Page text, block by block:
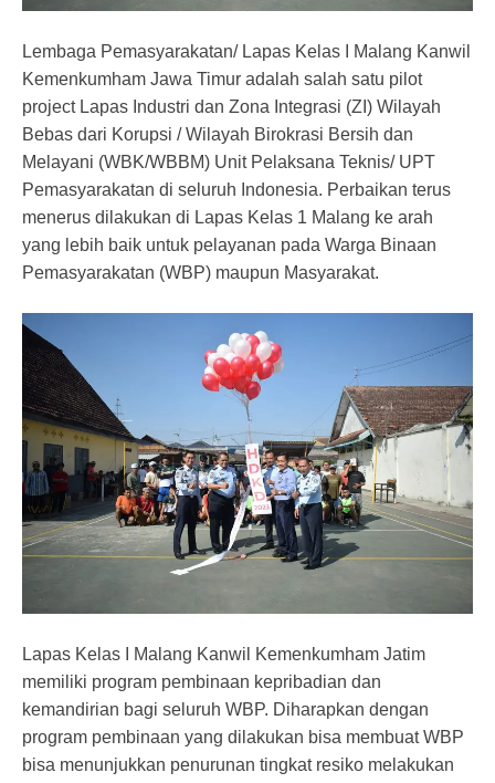
Lembaga Pemasyarakatan/ Lapas Kelas I Malang Kanwil
Kemenkumham Jawa Timur adalah salah satu pilot
project Lapas Industri dan Zona Integrasi (ZI) Wilayah
Bebas dari Korupsi / Wilayah Birokrasi Bersih dan
Melayani (WBK/WBBM) Unit Pelaksana Teknis/ UPT
Pemasyarakatan di seluruh Indonesia. Perbaikan terus
menerus dilakukan di Lapas Kelas 1 Malang ke arah
yang lebih baik untuk pelayanan pada Warga Binaan
Pemasyarakatan (WBP) maupun Masyarakat.
Lapas Kelas I Malang Kanwil Kemenkumham Jatim
memiliki program pembinaan kepribadian dan
kemandirian bagi seluruh WBP. Diharapkan dengan
program pembinaan yang dilakukan bisa membuat WBP
bisa menunjukkan penurunan tingkat resiko melakukan